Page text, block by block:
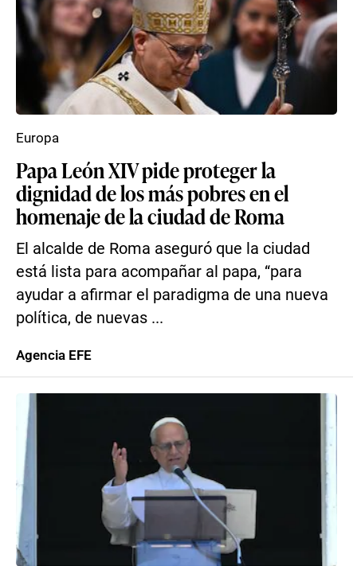
Papa León XIV pide proteger la
dignidad de los más pobres en el
homenaje de la ciudad de Roma
El alcalde de Roma aseguró que la ciudad
está lista para acompañar al papa, “para
ayudar a afirmar el paradigma de una nueva
política, de nuevas ...
Europa
Agencia EFE